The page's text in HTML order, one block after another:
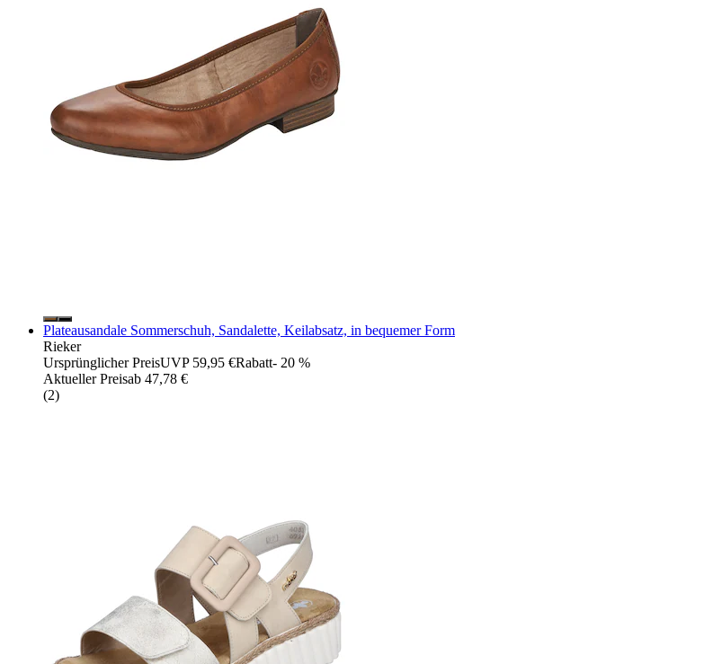
Plateausandale Sommerschuh, Sandalette, Keilabsatz, in bequemer Form
Rieker
Ursprünglicher PreisUVP 59,95 €Rabatt- 20 %
Aktueller Preisab 47,78 €
(2)